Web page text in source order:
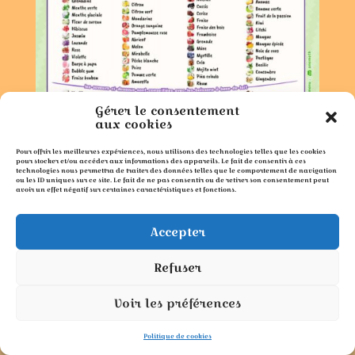
Gérer le consentement
aux cookies
Pour offrir les meilleures expériences, nous utilisons des technologies telles que les cookies
pour stocker et/ou accéder aux informations des appareils. Le fait de consentir à ces
technologies nous permettra de traiter des données telles que le comportement de navigation
ou les ID uniques sur ce site. Le fait de ne pas consentir ou de retirer son consentement peut
avoir un effet négatif sur certaines caractéristiques et fonctions.
Accepter
Refuser
Voir les préférences
Politique de cookies
Événements
POKEMON célébration mi saison
UNO
tous les mercredis à partir de 19h00
Voir tous les événements →